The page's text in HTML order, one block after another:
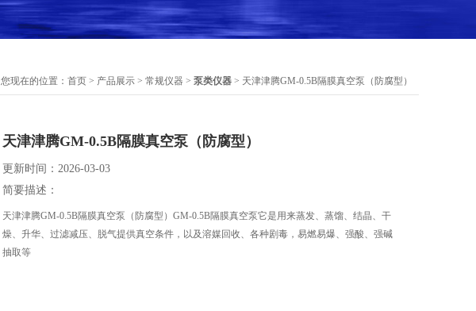
您现在的位置： 首页 > 产品展示 > 常规仪器 > 泵类仪器 > 天津津腾GM-0.5B隔膜真空泵（防腐型）
天津津腾GM-0.5B隔膜真空泵（防腐型）
更新时间：2026-03-03
简要描述：
天津津腾GM-0.5B隔膜真空泵（防腐型）GM-0.5B隔膜真空泵它是用来蒸发、蒸馏、结晶、干
燥、升华、过滤减压、脱气提供真空条件，以及溶媒回收、各种剧毒，易燃易爆、强酸、强碱
抽取等